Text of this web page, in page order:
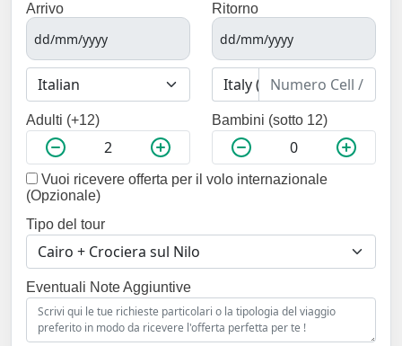
Arrivo Ritorno
Adulti (+12) Bambini (sotto 12)
Vuoi ricevere offerta per il volo internazionale
(Opzionale)
Tipo del tour
Eventuali Note Aggiuntive